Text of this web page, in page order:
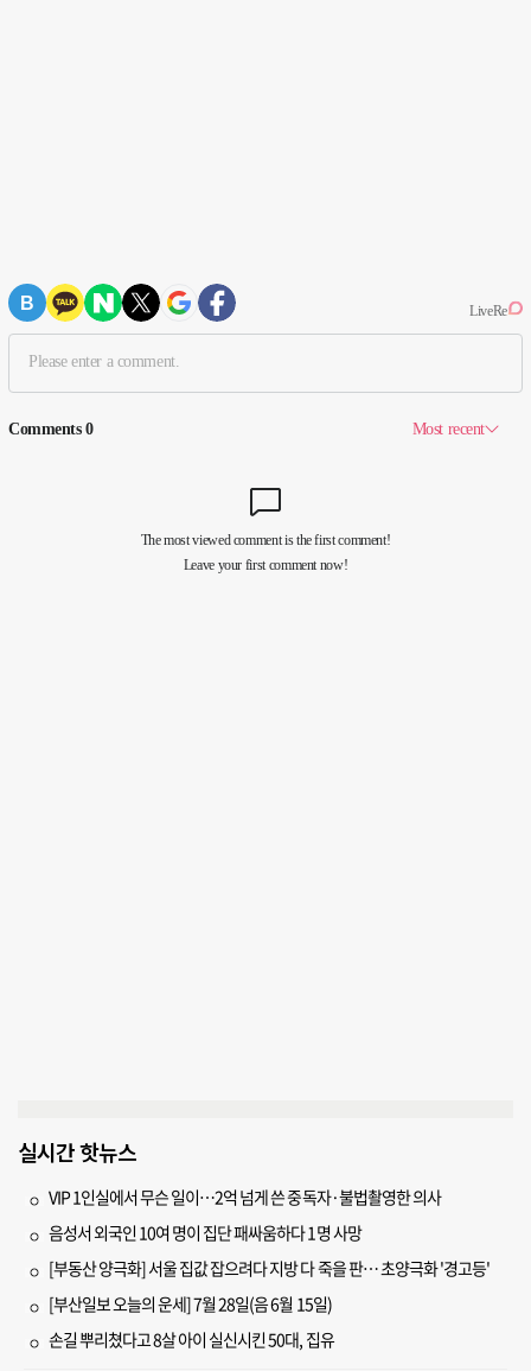
실시간 핫뉴스
VIP 1인실에서 무슨 일이…2억 넘게 쓴 중독자·불법촬영한 의사
음성서 외국인 10여 명이 집단 패싸움하다 1명 사망
[부동산 양극화] 서울 집값 잡으려다 지방 다 죽을 판… 초양극화 '경고등'
[부산일보 오늘의 운세] 7월 28일(음 6월 15일)
손길 뿌리쳤다고 8살 아이 실신시킨 50대, 집유